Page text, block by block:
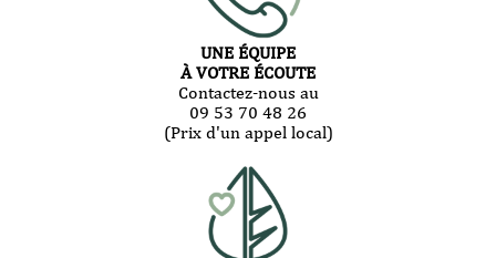
UNE ÉQUIPE
À VOTRE ÉCOUTE
Contactez-nous au
09 53 70 48 26
(Prix d'un appel local)